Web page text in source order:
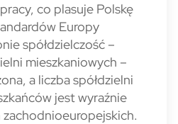
co plasuje Polskę
Europy
spółdzielczość –
mieszkaniowych –
a liczba spółdzielni
jest wyraźnie
zachodnioeuropejskich.